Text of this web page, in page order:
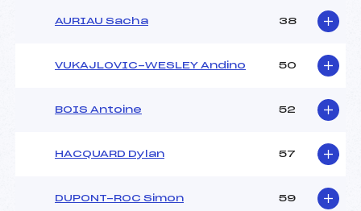
AURIAU Sacha 38
VUKAJLOVIC-WESLEY Andino 50
BOIS Antoine 52
HACQUARD Dylan 57
DUPONT-ROC Simon 59